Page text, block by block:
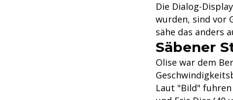
Die Dialog-
wurden, sind vor
sähe das anders
Säbener
Olise war dem
Laut "Bild" fuhren